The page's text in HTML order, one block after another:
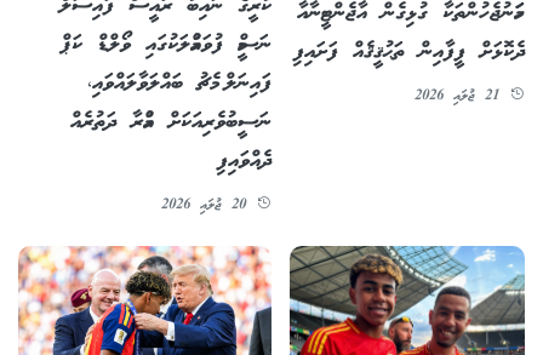
ހަމަނުޖެހުންތަކާ ގުޅިގެން އާޖެންޓީނާއާ
ދެކޮޅަށް ފީފާއިން ތަޙުޤީޤެއް ފަށައިފި ނަސީމް ފުވައްމުލަކުގައި ވޯލްޑް ކަޕް
ފައިނަލް މެޗު ބައްލަވާލައްވައި،
ނަސީބުވެރިއަކަށް އުމްރާ ދަތުރެއް
ދެއްވައިފި
20 ޖުލައި 2026